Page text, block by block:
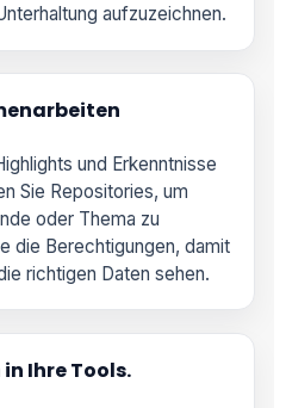
aufzuzeichnen.
und Erkenntnisse
Sie Repositories, um
oder Thema zu
die Berechtigungen, damit
richtigen Daten sehen.
Ihre Tools.